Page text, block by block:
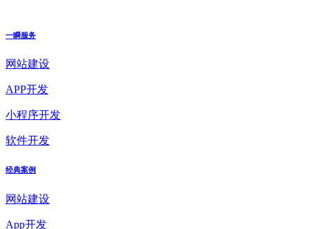
一瞬服务
网站建设
APP开发
小程序开发
软件开发
经典案例
网站建设
App开发